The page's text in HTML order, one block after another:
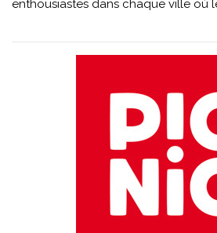
enthousiastes dans chaque ville où